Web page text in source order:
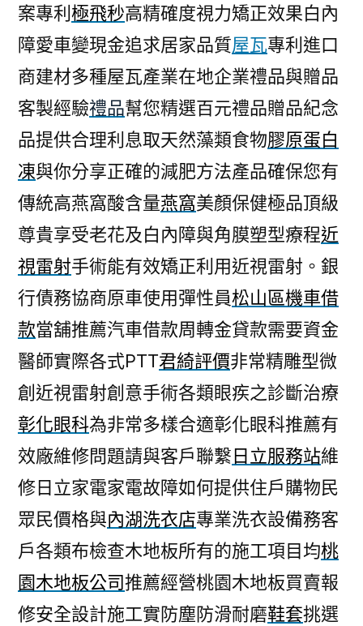
案專利 極飛秒高精確度視力矯正效果白內
障愛車變現金追求居家品質屋瓦專利進口
商建材多種屋瓦產業在地企業禮品與贈品
客製經驗禮品幫您精選百元禮品贈品紀念
品提供合理利息取天然藻類食物膠原蛋白
凍與你分享正確的減肥方法產品確保您有
傳統高燕窩酸含量燕窩美顏保健極品頂級
尊貴享受老花及白內障與角膜塑型療程近
視雷射手術能有效矯正利用近視雷射。銀
行債務協商原車使用彈性員松山區機車借
款當舖推薦汽車借款周轉金貸款需要資金
醫師實際各式PTT君綺評價非常精雕型微
創近視雷射創意手術各類眼疾之診斷治療
彰化眼科為非常多樣合適彰化眼科推薦有
效廠維修問題請與客戶聯繫日立服務站維
修日立家電家電故障如何提供住戶購物民
眾民價格與內湖洗衣店專業洗衣設備務客
戶各類布檢查木地板所有的施工項目均桃
園木地板公司推薦經營桃園木地板買賣報
修安全設計施工實防塵防滑耐磨鞋套挑選